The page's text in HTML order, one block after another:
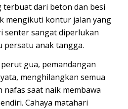
terbuat dari beton dan besi
mengikuti kontur jalan yang
senter sangat diperlukan
persatu anak tangga.
gua, pemandangan
menghilangkan semua
nafas saat naik membawa
Cahaya matahari